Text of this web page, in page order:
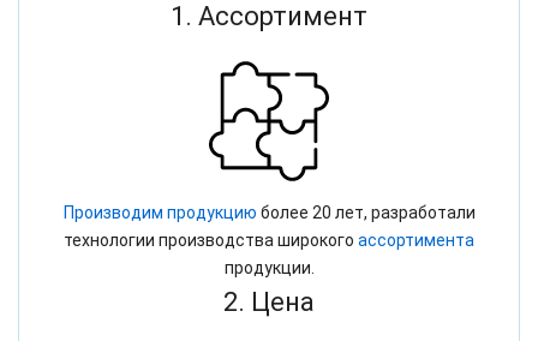
1. Ассортимент
Производим продукцию более 20 лет, разработали
технологии производства широкого ассортимента
продукции.
2. Цена